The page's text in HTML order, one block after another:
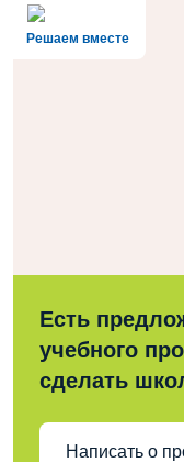
Решаем вместе
Есть
учебного
сделать
Написать о